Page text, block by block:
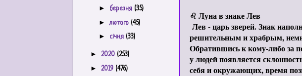
♌ Луна в знаке Лев
Лев - царь зверей. Знак
решительным и храбрым,
Обратившись к кому-либо за
у людей появляется
себя и окружающих, время
► березня (35)
►лютого (45)
► січня (33)
► 2020 (253)
► 2019 (476)